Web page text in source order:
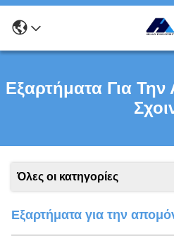
Εξαρτήματα Για
Όλες οι κατηγορίες
Εξαρτήματα για την